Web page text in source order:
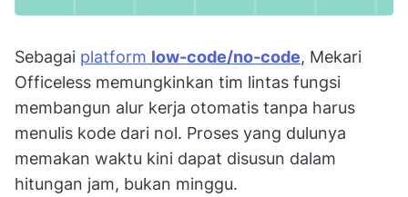
Sebagai platform low-code/no-code, Mekari
Officeless memungkinkan tim lintas fungsi
membangun alur kerja otomatis tanpa harus
menulis kode dari nol. Proses yang dulunya
memakan waktu kini dapat disusun dalam
hitungan jam, bukan minggu.